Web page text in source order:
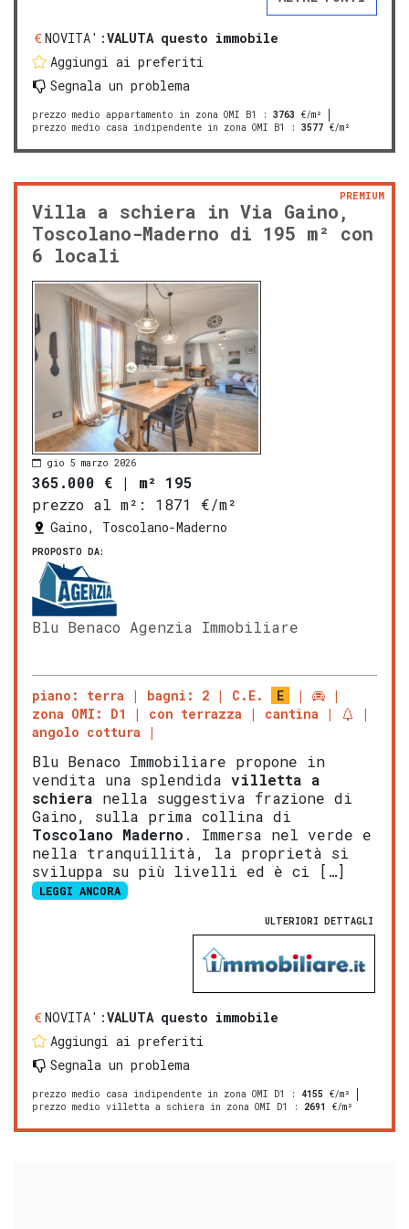
NOVITA':VALUTA questo immobile
Aggiungi ai preferiti
Segnala un problema
prezzo medio appartamento in zona OMI B1 : 3763 €/m²
prezzo medio casa indipendente in zona OMI B1
: 3577 €/m²
Villa a schiera in Via Gaino,
Toscolano-Maderno di 195 m² con
6 locali
PREMIUM
gio 5 marzo 2026
365.000 € | m² 195
prezzo al m²:
1871 €/m²
Gaino, Toscolano-Maderno
PROPOSTO DA:
Blu Benaco Agenzia Immobiliare
piano: terra bagni: 2 C.E.
E
zona OMI: D1
con terrazza
cantina
angolo cottura
Blu Benaco Immobiliare propone in
vendita una splendida villetta a
schiera nella suggestiva frazione di
Gaino, sulla prima collina di
Toscolano Maderno . Immersa nel verde e
nella tranquillità, la proprietà si
sviluppa su più livelli ed è ci […]
LEGGI ANCORA
ULTERIORI DETTAGLI
NOVITA':VALUTA questo immobile
Aggiungi ai preferiti
Segnala un problema
prezzo medio casa indipendente in zona OMI D1 : 4155 €/m²
prezzo medio villetta a schiera in zona OMI D1
: 2691 €/m²